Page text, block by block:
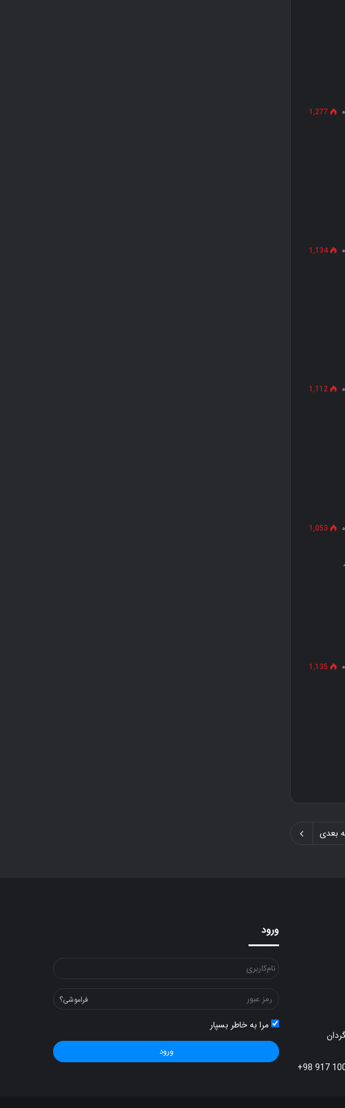
۰ 1,277
۰ 1,134
۰ 1,112
۰ 1,053
۰ 1,135
بعدی
ورود
فراموشی؟
مرا به خاطر بسپار
ورود